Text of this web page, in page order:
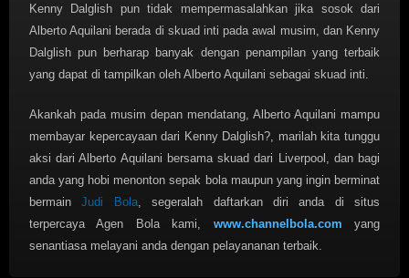
Kenny Dalglish pun tidak mempermasalahkan jika sosok dari
Alberto Aquilani berada di skuad inti pada awal musim, dan Kenny
Dalglish pun berharap banyak dengan penampilan yang terbaik
yang dapat di tampilkan oleh Alberto Aquilani sebagai skuad inti.
Akankah pada musim depan mendatang, Alberto Aquilani mampu
membayar kepercayaan dari Kenny Dalglish?, marilah kita tunggu
aksi dari Alberto Aquilani bersama skuad dari Liverpool, dan bagi
anda yang hobi menonton sepak bola maupun yang ingin berminat
bermainJudi Bola, segeralah daftarkan diri anda di situs
terpercaya Agen Bola kami, www.channelbola.com yang
senantiasa melayani anda dengan pelayananan terbaik.